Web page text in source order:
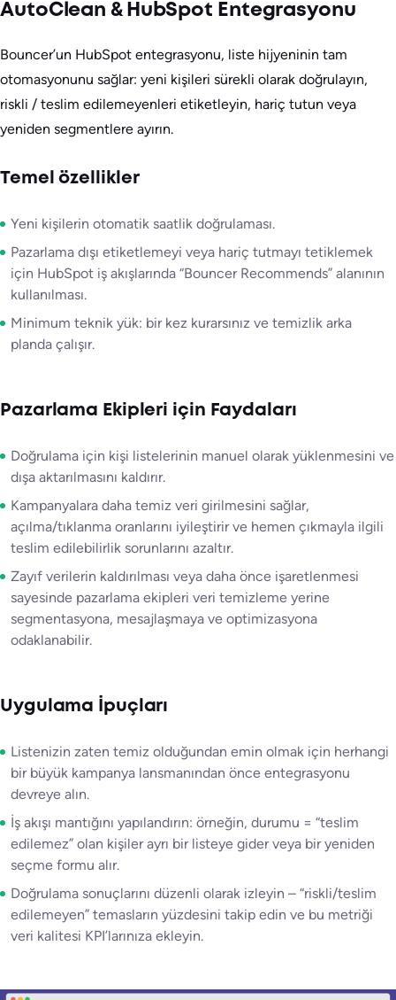
AutoClean & HubSpot Entegrasyonu
Bouncer’un HubSpot entegrasyonu, liste hijyeninin tam
otomasyonunu sağlar: yeni kişileri sürekli olarak doğrulayın,
riskli / teslim edilemeyenleri etiketleyin, hariç tutun veya
yeniden segmentlere ayırın.
Temel özellikler
Yeni kişilerin otomatik saatlik doğrulaması.
Pazarlama dışı etiketlemeyi veya hariç tutmayı tetiklemek
için HubSpot iş akışlarında “Bouncer Recommends” alanının
kullanılması.
Minimum teknik yük: bir kez kurarsınız ve temizlik arka
planda çalışır.
Pazarlama Ekipleri için Faydaları
Doğrulama için kişi listelerinin manuel olarak yüklenmesini ve
dışa aktarılmasını kaldırır.
Kampanyalara daha temiz veri girilmesini sağlar,
açılma/tıklanma oranlarını iyileştirir ve hemen çıkmayla ilgili
teslim edilebilirlik sorunlarını azaltır.
Zayıf verilerin kaldırılması veya daha önce işaretlenmesi
sayesinde pazarlama ekipleri veri temizleme yerine
segmentasyona, mesajlaşmaya ve optimizasyona
odaklanabilir.
Uygulama İpuçları
Listenizin zaten temiz olduğundan emin olmak için herhangi
bir büyük kampanya lansmanından önce entegrasyonu
devreye alın.
İş akışı mantığını yapılandırın: örneğin, durumu = “teslim
edilemez” olan kişiler ayrı bir listeye gider veya bir yeniden
seçme formu alır.
Doğrulama sonuçlarını düzenli olarak izleyin – “riskli/teslim
edilemeyen” temasların yüzdesini takip edin ve bu metriği
veri kalitesi KPI’larınıza ekleyin.